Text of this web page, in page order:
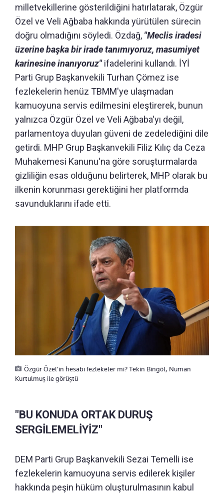
milletvekillerine gösterildiğini hatırlatarak, Özgür
Özel ve Veli Ağbaba hakkında yürütülen sürecin
doğru olmadığını söyledi. Özdağ, "Meclis iradesi
üzerine başka bir irade tanımıyoruz, masumiyet
karinesine inanıyoruz"ifadelerini kullandı. İYİ
Parti Grup Başkanvekili Turhan Çömez ise
fezlekelerin henüz TBMM'ye ulaşmadan
kamuoyuna servis edilmesini eleştirerek, bunun
yalnızca Özgür Özel ve Veli Ağbaba'yı değil,
parlamentoya duyulan güveni de zedelediğini dile
getirdi. MHP Grup Başkanvekili Filiz Kılıç da Ceza
Muhakemesi Kanunu'na göre soruşturmalarda
gizliliğin esas olduğunu belirterek, MHP olarak bu
ilkenin korunması gerektiğini her platformda
savunduklarını ifade etti.
Özgür Özel’in hesabı fezlekeler mi? Tekin Bingöl, Numan
Kurtulmuş ile görüştü
"BU KONUDA ORTAK DURUŞ
SERGİLEMELİYİZ"
DEM Parti Grup Başkanvekili Sezai Temelli ise
fezlekelerin kamuoyuna servis edilerek kişiler
hakkında peşin hüküm oluşturulmasının kabul